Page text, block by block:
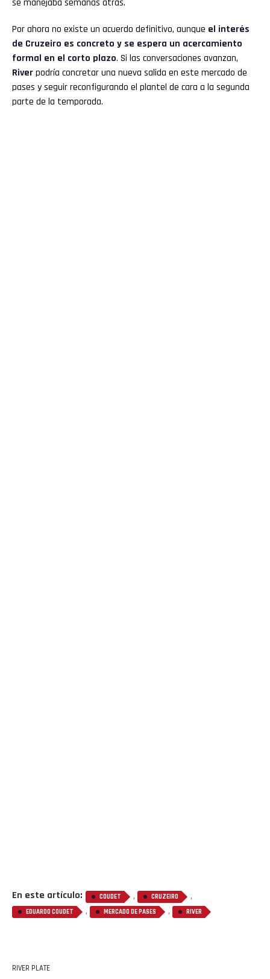
se manejaba semanas atrás.
Por ahora no existe un acuerdo definitivo, aunque el interés
de Cruzeiro es concreto y se espera un acercamiento
formal en el corto plazo. Si las conversaciones avanzan,
Riverpodría concretar una nueva salida en este mercado de
pases y seguir reconfigurando el plantel de cara a la segunda
parte de la temporada.
En este artículo: COUDET , CRUZEIRO ,
EDUARDO COUDET , MERCADO DE PASES , RIVER
RIVER PLATE